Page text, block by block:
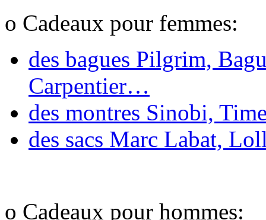
o Cadeaux pour femmes:
des bagues Pilgrim,
Carpentier…
des montres Sinobi,
des sacs Marc Labat,
o Cadeaux pour hommes: